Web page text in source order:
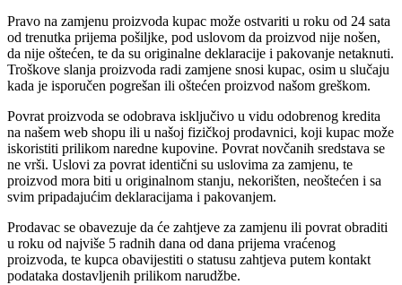
Pravo na zamjenu proizvoda kupac može ostvariti u roku od 24 sata
od trenutka prijema pošiljke, pod uslovom da proizvod nije nošen,
da nije oštećen, te da su originalne deklaracije i pakovanje netaknuti.
Troškove slanja proizvoda radi zamjene snosi kupac, osim u slučaju
kada je isporučen pogrešan ili oštećen proizvod našom greškom.
Povrat proizvoda se odobrava isključivo u vidu odobrenog kredita
na našem web shopu ili u našoj fizičkoj prodavnici, koji kupac može
iskoristiti prilikom naredne kupovine. Povrat novčanih sredstava se
ne vrši. Uslovi za povrat identični su uslovima za zamjenu, te
proizvod mora biti u originalnom stanju, nekorišten, neoštećen i sa
svim pripadajućim deklaracijama i pakovanjem.
Prodavac se obavezuje da će zahtjeve za zamjenu ili povrat obraditi
u roku od najviše 5 radnih dana od dana prijema vraćenog
proizvoda, te kupca obavijestiti o statusu zahtjeva putem kontakt
podataka dostavljenih prilikom narudžbe.